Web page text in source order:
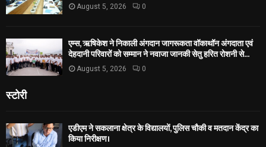
August 5, 2026 0
एम्स, ऋषिकेश ने निकाली अंगदान जागरूकता वॉकाथॉन अंगदाता एवं
देहदानी परिवारों को सम्मान ने नवाजा जानकी सेतु हरित रोशनी से...
August 5, 2026 0
स्टोरी
एडीएम ने सकलाना क्षेत्र के विद्यालयों, पुलिस चौकी व मतदान केंद्र का
किया निरीक्षण।